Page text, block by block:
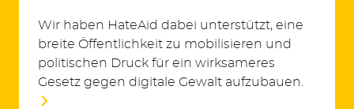
Wir haben HateAid dabei unterstützt, eine
breite Öffentlichkeit zu mobilisieren und
politischen Druck für ein wirksameres
Gesetz gegen digitale Gewalt aufzubauen.